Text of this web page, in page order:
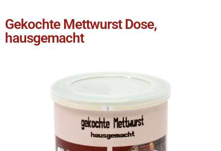
Gekochte Mettwurst Dose,
hausgemacht